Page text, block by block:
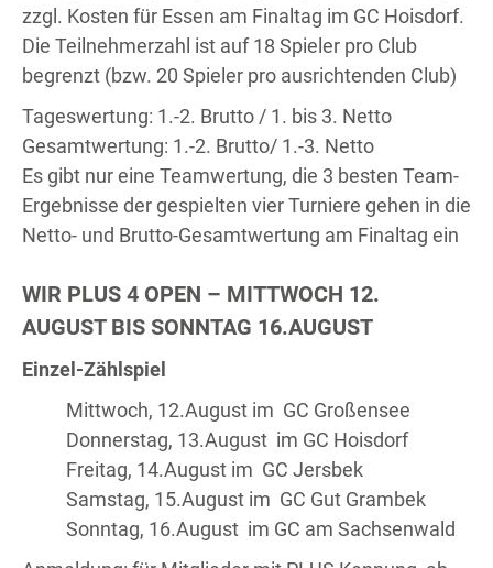
zzgl. Kosten für Essen am Finaltag im GC Hoisdorf.
Die Teilnehmerzahl ist auf 18 Spieler pro Club
begrenzt (bzw. 20 Spieler pro ausrichtenden Club)
Tageswertung: 1.-2. Brutto / 1. bis 3. Netto
Gesamtwertung: 1.-2. Brutto/ 1.-3. Netto
Es gibt nur eine Teamwertung, die 3 besten Team-
Ergebnisse der gespielten vier Turniere gehen in die
Netto- und Brutto-Gesamtwertung am Finaltag ein
WIR PLUS 4 OPEN – MITTWOCH 12.
AUGUST BIS SONNTAG 16.AUGUST
Einzel-Zählspiel
Mittwoch, 12.August im GC Großensee
Donnerstag, 13.August im GC Hoisdorf
Freitag, 14.August im GC Jersbek
Samstag, 15.August im GC Gut Grambek
Sonntag, 16.August im GC am Sachsenwald